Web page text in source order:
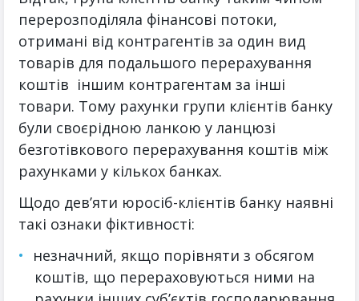
перерозподіляла фінансові потоки,
отримані від контрагентів за один вид
товарів для подальшого перерахування
коштів іншим контрагентам за інші
товари. Тому рахунки групи клієнтів банку
були своєрідною ланкою у ланцюзі
безготівкового перерахування коштів між
рахунками у кількох банках.
Щодо дев’яти юросіб-клієнтів банку наявні
такі ознаки фіктивності:
незначний, якщо порівняти з обсягом
коштів, що перераховуються ними на